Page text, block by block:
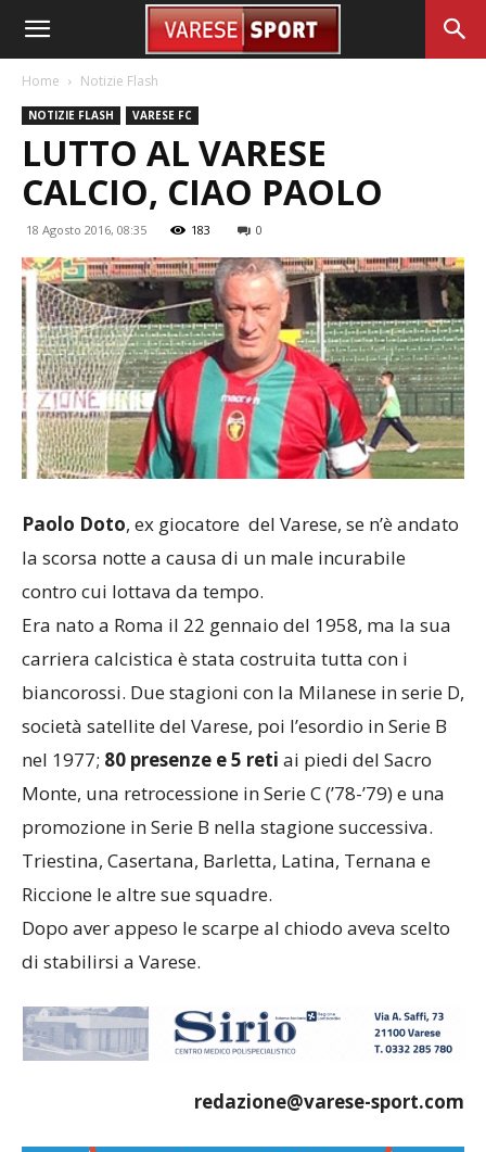
Home Notizie Flash
NOTIZIE FLASH VARESE FC
LUTTO AL VARESE
CALCIO, CIAO PAOLO
18 Agosto 2016, 08:35 183 0
Paolo Doto, ex giocatore del Varese, se n’è andato
la scorsa notte a causa di un male incurabile
contro cui lottava da tempo.
Era nato a Roma il 22 gennaio del 1958, ma la sua
carriera calcistica è stata costruita tutta con i
biancorossi. Due stagioni con la Milanese in serie D,
società satellite del Varese, poi l’esordio in Serie B
nel 1977; 80 presenze e 5 reti ai piedi del Sacro
Monte, una retrocessione in Serie C (’78-’79) e una
promozione in Serie B nella stagione successiva.
Triestina, Casertana, Barletta, Latina, Ternana e
Riccione le altre sue squadre.
Dopo aver appeso le scarpe al chiodo aveva scelto
di stabilirsi a Varese.
redazione@varese-sport.com